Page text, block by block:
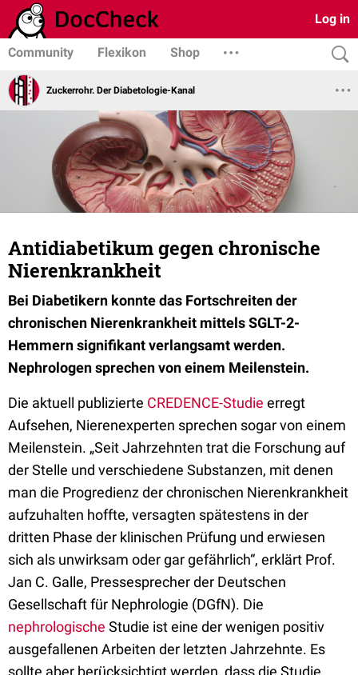
Log in
Community Flexikon Shop
Zuckerrohr. Der Diabetologie-Kanal
Antidiabetikum gegen chronische
Nierenkrankheit
Bei Diabetikern konnte das Fortschreiten der
chronischen Nierenkrankheit mittels SGLT-2-
Hemmern signifikant verlangsamt werden.
Nephrologen sprechen von einem Meilenstein.
Die aktuell publizierte CREDENCE-Studie erregt
Aufsehen, Nierenexperten sprechen sogarvon einem
Meilenstein. „Seit Jahrzehnten trat die Forschung auf
der Stelle und verschiedene Substanzen, mit denen
man die Progredienz der chronischen Nierenkrankheit
aufzuhalten hoffte, versagten spätestens in der
dritten Phase der klinischen Prüfung und erwiesen
sich als unwirksam oder gar gefährlich“, erklärt Prof.
Jan C. Galle, Pressesprecher der Deutschen
Gesellschaft für Nephrologie (DGfN). Die
nephrologische Studie ist eine der wenigen positiv
ausgefallenen Arbeiten der letzten Jahrzehnte. Es
sollte aber berücksichtigt werden, dass die Studie